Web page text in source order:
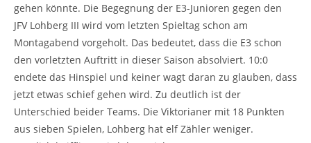
gehen könnte. Die Begegnung der E3-Junioren gegen den
JFV Lohberg III wird vom letzten Spieltag schon am
Montagabend vorgeholt. Das bedeutet, dass die E3 schon
den vorletzten Auftritt in dieser Saison absolviert. 10:0
endete das Hinspiel und keiner wagt daran zu glauben, dass
jetzt etwas schief gehen wird. Zu deutlich ist der
Unterschied beider Teams. Die Viktorianer mit 18 Punkten
aus sieben Spielen, Lohberg hat elf Zähler weniger.